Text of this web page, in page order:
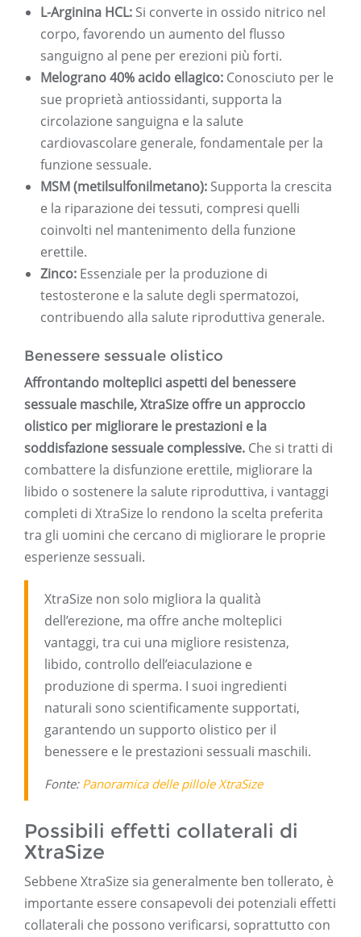
L-Arginina HCL: Si converte in ossido nitrico nel
corpo, favorendo un aumento del flusso
sanguigno al pene per erezioni più forti.
Melograno 40% acido ellagico: Conosciuto per le
sue proprietà antiossidanti, supporta la
circolazione sanguigna e la salute
cardiovascolare generale, fondamentale per la
funzione sessuale.
MSM (metilsulfonilmetano): Supporta la crescita
e la riparazione dei tessuti, compresi quelli
coinvolti nel mantenimento della funzione
erettile.
Zinco: Essenziale per la produzione di
testosterone e la salute degli spermatozoi,
contribuendo alla salute riproduttiva generale.
Benessere sessuale olistico
Affrontando molteplici aspetti del benessere
sessuale maschile, XtraSize offre un approccio
olistico per migliorare le prestazioni e la
soddisfazione sessuale complessive. Che si tratti di
combattere la disfunzione erettile, migliorare la
libido o sostenere la salute riproduttiva, i vantaggi
completi di XtraSize lo rendono la scelta preferita
tra gli uomini che cercano di migliorare le proprie
esperienze sessuali.
XtraSize non solo migliora la qualità
dell’erezione, ma offre anche molteplici
vantaggi, tra cui una migliore resistenza,
libido, controllo dell’eiaculazione e
produzione di sperma. I suoi ingredienti
naturali sono scientificamente supportati,
garantendo un supporto olistico per il
benessere e le prestazioni sessuali maschili.
Fonte: Panoramica delle pillole XtraSize
Possibili effetti collaterali di
XtraSize
Sebbene XtraSize sia generalmente ben tollerato, è
importante essere consapevoli dei potenziali effetti
collaterali che possono verificarsi, soprattutto con